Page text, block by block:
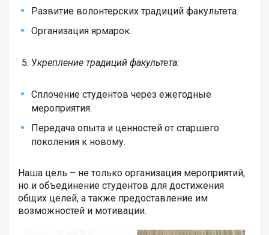
Развитие волонтерских традиций факультета.
Организация ярмарок.
Укрепление традиций факультета:
Сплочение студентов через ежегодные
мероприятия.
Передача опыта и ценностей от старшего
поколения к новому.
Наша цель – не только организация мероприятий,
но и объединение студентов для достижения
общих целей, а также предоставление им
возможностей и мотивации.